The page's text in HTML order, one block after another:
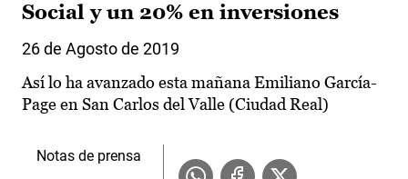
Social y un 20% en inversiones
26 de Agosto de 2019
Así lo ha avanzado esta mañana Emiliano García-
Page en San Carlos del Valle (Ciudad Real)
Notas de prensa